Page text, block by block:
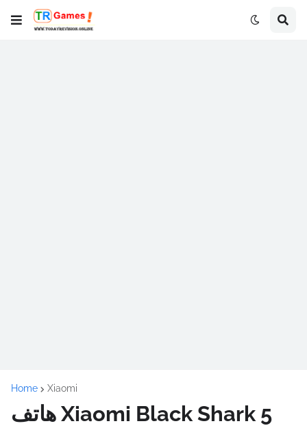
Home Xiaomi
هاتف Xiaomi Black Shark 5